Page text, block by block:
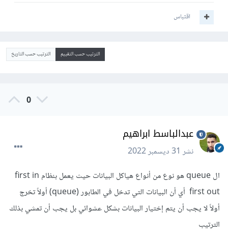
اقتباس
الترتيب حسب التقييم الترتيب حسب التاريخ
0
عبدالباسط ابراهيم
نشر31 ديسمبر 2022
ال queue هو نوع من أنواع هياكل البيانات حيث يعمل بنظام first in
first out أي أن البيانات التي تدخل في الطابور (queue) أولاً تخرج
أولاً ﻻ يجب أن يتم إختيار البيانات بشكل عشوائي بل يجب أن تمشي بذلك
الترتيب